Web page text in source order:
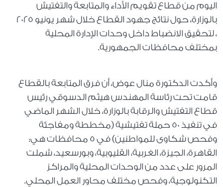
اليوم من قطاع تقويم الأداء والمتابعة والتفتيش
بالوزارة، حول نتائج جهود القطاع خلال شهر يونيو 2025
، لتحقيق الانضباط داخل وحدات الإدارة المحلية
بمختلف محافظات الجمهورية.
وأكدت الدكتورة منال عوض، أن فرق المتابعة بالقطاع
قامت تحت رئاسة المهندس هيثم الدسوقي رئيس
قطاع التفتيش والرقابة بالوزارة، خلال الشهر الماضي
في تنفيذ 50 حملة تفتيشية (مخططة ومفاجئة
وفحص شكاوى للمواطنين) في 5 محافظات هي:
القاهرة، الجيزة، الغربية، القليوبية، وبورسعيد، شملت
المرور على عدد من الوحدات المحلية والمراكز
التكنولوجية، وفحص مختلف محاور العمل المحلي.